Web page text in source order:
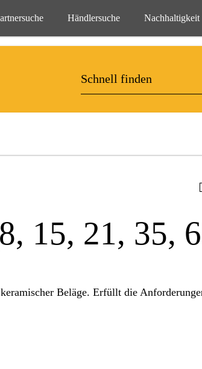
Händlersuche Nachhaltigkeit
15, 21, 35,
Beläge. Erfüllt die